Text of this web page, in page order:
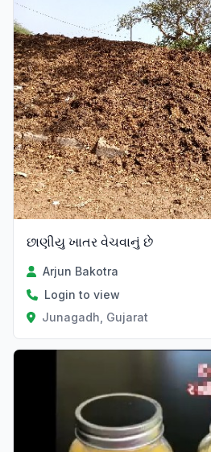
છાણીયુ ખાતર વેચવાનું છે
Arjun Bakotra
Login to view
Junagadh, Gujarat